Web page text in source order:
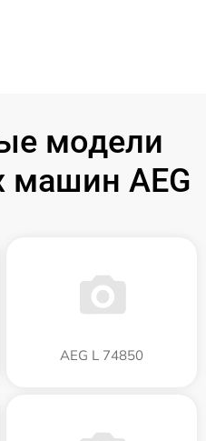
модели
машин AEG
AEG L 74850